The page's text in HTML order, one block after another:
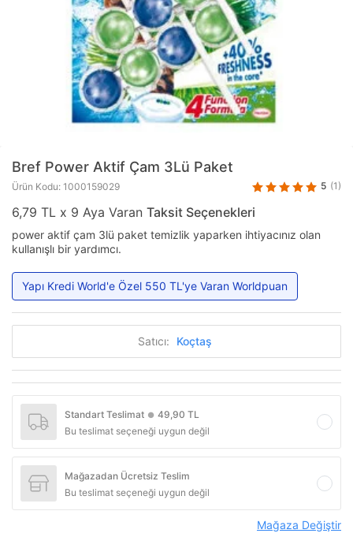
Bref Power Aktif Çam 3Lü Paket
Ürün Kodu: 1000159029 5 (1)
6,79 TL x 9 Aya Varan Taksit Seçenekleri
power aktif çam 3lü paket temizlik yaparken ihtiyacınız olan
kullanışlı bir yardımcı.
Yapı Kredi World'e Özel 550 TL'ye Varan Worldpuan
Satıcı: Koçtaş
Standart Teslimat ● 49,90 TL
Bu teslimat seçeneği uygun değil
Mağazadan Ücretsiz Teslim
Bu teslimat seçeneği uygun değil
Mağaza Değiştir